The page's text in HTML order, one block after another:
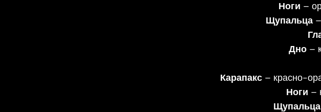
Ноги –
Щупальца
Дно –
Карапакс– красно-
Ноги –
Щупальца